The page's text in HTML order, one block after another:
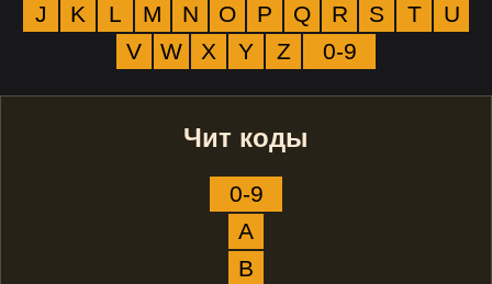
J
K L M N O P Q R S T
U
V
W X Y Z 0-9
Чит коды
0-9
A
B